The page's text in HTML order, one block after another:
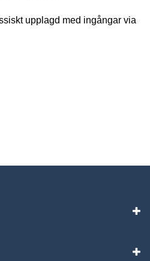
upplagd med ingångar via